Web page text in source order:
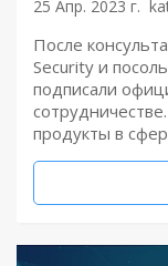
25 Апр. 2023 г.
После
Security и
подписали
продукты в